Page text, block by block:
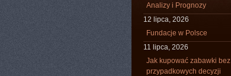
Analizy i Prognozy
12 lipca, 2026
Fundacje w Polsce
11 lipca, 2026
Jak kupować zabawki bez
przypadkowych decyzji